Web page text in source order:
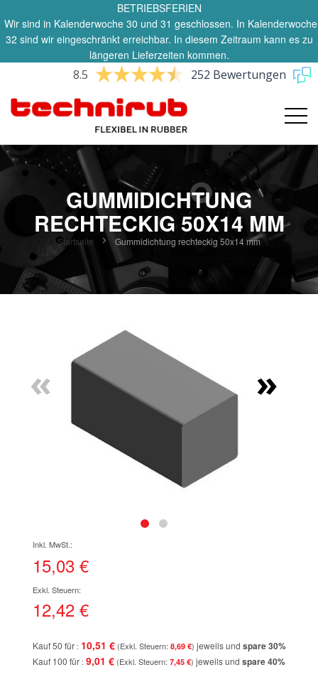
BETRIEBSFERIEN
Wir sind in Kalenderwoche 30 und 31 geschlossen. In Kalenderwoche
32 sind wir eingeschränkt erreichbar. In diesem Zeitraum kann es zu
längeren Lieferzeiten kommen.
8.5 252 Bewertungen
GUMMIDICHTUNG
RECHTECKIG 50X14 MM
Startseite Gummidichtung rechteckig 50x14 mm
Bildgalerie
springen
« »
der
Bildgalerie
15,03 €
12,42 €
Kauf 50 für 10,51 € 8,69 € jeweils und spare30%
Kauf 100 für 9,01 € 7,45 € jeweils und spare40%